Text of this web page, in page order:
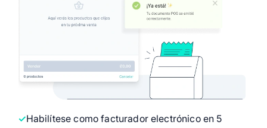
agradece. Su cliente deja de esperar en fila.
Active su balanza desde el navegador en
Tiquete 4.4 y peso sincronizados sin doble
El único POS cloud con balanza nativa en
Empiece gratis
Habilítese como facturador electrónico en 5